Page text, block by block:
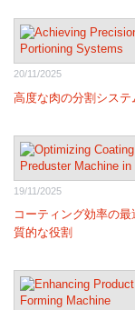
20/11/2025
高度な肉の分割シス
19/11/2025
コーティング効率の
質的な役割